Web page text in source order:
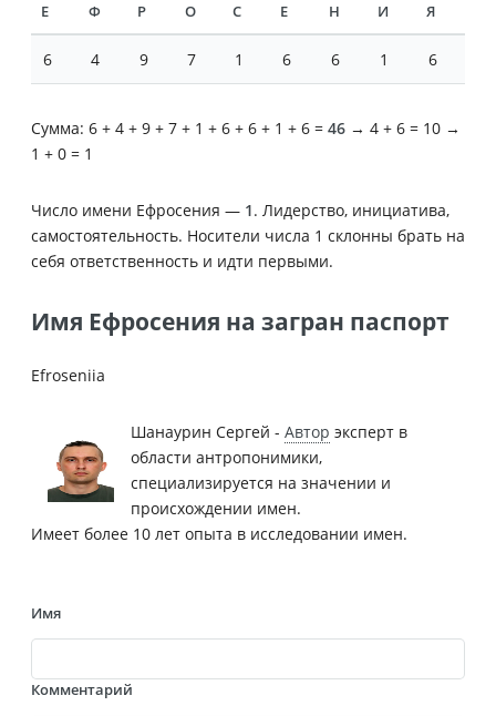
Е Ф Р О С Е Н И Я
6 4 9 7 1 6 6 1 6
Сумма: 6 + 4 + 9 + 7 + 1 + 6 + 6 + 1 + 6 = 46 → 4 + 6 = 10 →
1 + 0 = 1
Число имени Ефросения — 1. Лидерство, инициатива,
самостоятельность. Носители числа 1 склонны брать на
себя ответственность и идти первыми.
Имя Ефросения на загран паспорт
Efroseniia
Шанаурин Сергей - Автор эксперт в
области антропонимики,
специализируется на значении и
происхождении имен.
Имеет более 10 лет опыта в исследовании имен.
Имя
Комментарий